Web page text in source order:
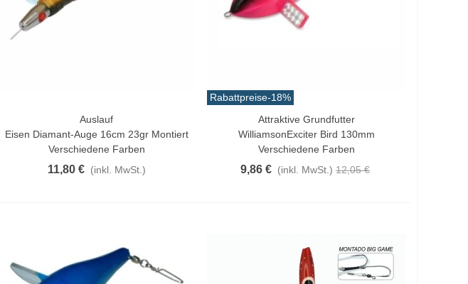
Auslauf
Eisen Diamant-Auge 16cm 23gr Montiert
Verschiedene Farben
11,80 € (inkl. MwSt.)
Rabattpreise-18%
Vorschau
Attraktive Grundfutter
WilliamsonExciter Bird 130mm
Verschiedene Farben
9,86 € (inkl. MwSt.) 12,05 €